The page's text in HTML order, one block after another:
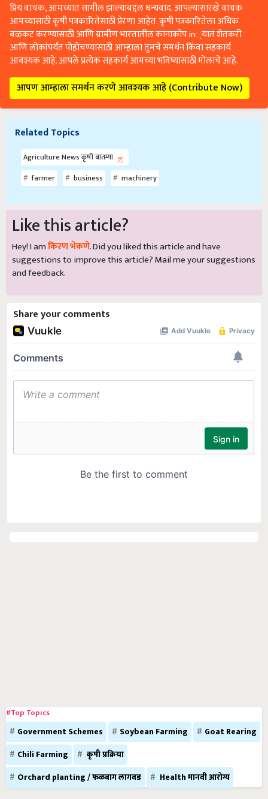
प्रिय वाचक, आमच्यात सामील झाल्याबद्दल धन्यवाद. आपल्यासारखे वाचक
आमच्यासाठी कृषी पत्रकारितेसाठी प्रेरणा आहेत. कृषी पत्रकारितेला अधिक
बळकट करण्यासाठी आणि ग्रामीण भारतातील कानाकोप in्यात शेतकरी
आणि लोकांपर्यंत पोहोचण्यासाठी आम्हाला तुमचे समर्थन किंवा सहकार्य
आवश्यक आहे. आपले प्रत्येक सहकार्य आमच्या भविष्यासाठी मोलाचे आहे.
आपण आम्हाला समर्थन करणे आवश्यक आहे (Contribute Now)
Related Topics
Agriculture News कृषी बातम्या
farmer
business machinery
Like this article?
Hey! I amकिरण भेकणे. Did you liked this article and have
suggestions to improve this article?Mailme your suggestions
and feedback.
Share your comments
#Top Topics
Government Schemes Soybean Farming
Goat Rearing
Chili Farming
कृषी प्रक्रिया
Orchard planting / फळबाग लागवड
Health मानवी आरोग्य